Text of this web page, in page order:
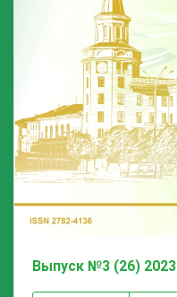
Выпуск №3 (26) 2023